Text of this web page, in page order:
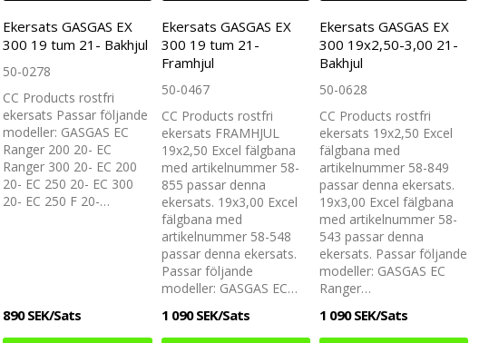
Ekersats GASGAS EX
300 19 tum 21- Bakhjul
50-0278
CC Products rostfri
ekersats Passar följande
modeller: GASGAS EC
Ranger 200 20- EC
Ranger 300 20- EC 200
20- EC 250 20- EC 300
20- EC 250 F 20-…
890 SEK/Sats
Ekersats GASGAS EX
300 19 tum 21-
Framhjul
50-0467
CC Products rostfri
ekersats FRAMHJUL
19x2,50 Excel fälgbana
med artikelnummer 58-
855 passar denna
ekersats. 19x3,00 Excel
fälgbana med
artikelnummer 58-548
passar denna ekersats.
Passar följande
modeller: GASGAS EC…
1 090 SEK/Sats
Ekersats GASGAS EX
300 19x2,50-3,00 21-
Bakhjul
50-0628
CC Products rostfri
ekersats 19x2,50 Excel
fälgbana med
artikelnummer 58-849
passar denna ekersats.
19x3,00 Excel fälgbana
med artikelnummer 58-
543 passar denna
ekersats. Passar följande
modeller: GASGAS EC
Ranger…
1 090 SEK/Sats